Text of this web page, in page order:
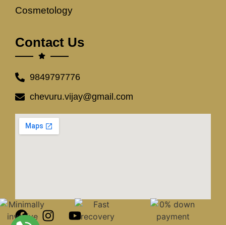
Cosmetology
Contact Us
9849797776
chevuru.vijay@gmail.com